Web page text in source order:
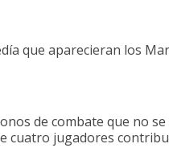
que aparecieran los
de combate que no
cuatro jugadores